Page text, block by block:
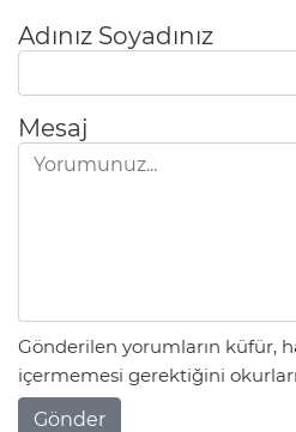
Adınız Soyadınız
Mesaj
Gönderilen yorumların küfür,
içermemesi gerektiğini
Gönder